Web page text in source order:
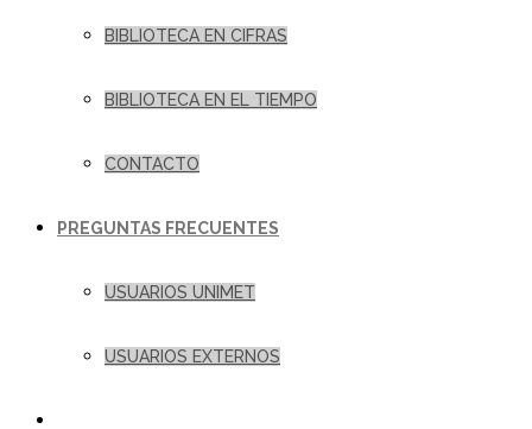
BIBLIOTECA EN CIFRAS
BIBLIOTECA EN EL TIEMPO
CONTACTO
PREGUNTAS FRECUENTES
USUARIOS UNIMET
USUARIOS EXTERNOS